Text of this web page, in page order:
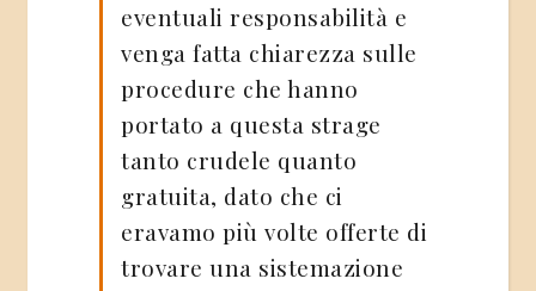
eventuali responsabilità e
venga fatta chiarezza sulle
procedure che hanno
portato a questa strage
tanto crudele quanto
gratuita, dato che ci
eravamo più volte offerte di
trovare una sistemazione